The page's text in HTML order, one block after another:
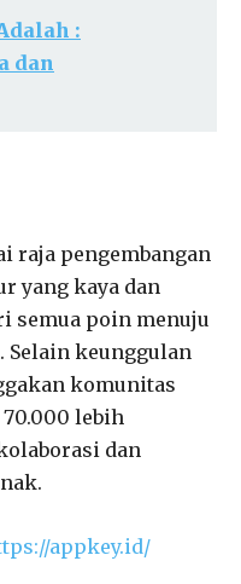
:
dan
raja pengembangan
yang kaya dan
semua poin menuju
keunggulan
komunitas
lebih
dan
appkey.id/